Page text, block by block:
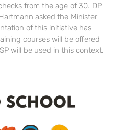
from the age of 30. DP
asked the Minister
of this initiative has
courses will be offered
will be used in this context.